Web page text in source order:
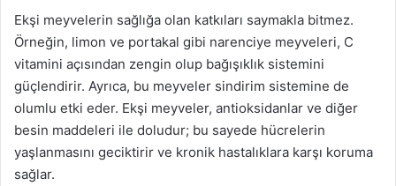
Ekşi meyvelerin sağlığa olan katkıları saymakla bitmez.
Örneğin, limon ve portakal gibi narenciye meyveleri, C
vitamini açısından zengin olup bağışıklık sistemini
güçlendirir. Ayrıca, bu meyveler sindirim sistemine de
olumlu etki eder. Ekşi meyveler, antioksidanlar ve diğer
besin maddeleri ile doludur; bu sayede hücrelerin
yaşlanmasını geciktirir ve kronik hastalıklara karşı koruma
sağlar.